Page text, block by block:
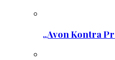
„Avon Kontra